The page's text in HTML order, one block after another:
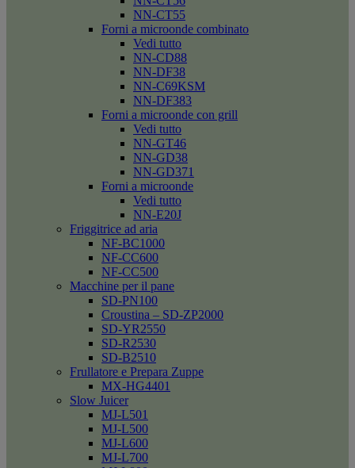
NN-CT55
Forni a microonde combinato
Vedi tutto
NN-CD88
NN-DF38
NN-C69KSM
NN-DF383
Forni a microonde con grill
Vedi tutto
NN-GT46
NN-GD38
NN-GD371
Forni a microonde
Vedi tutto
NN-E20J
Friggitrice ad aria
NF-BC1000
NF-CC600
NF-CC500
Macchine per il pane
SD-PN100
Croustina – SD-ZP2000
SD-YR2550
SD-R2530
SD-B2510
Frullatore e Prepara Zuppe
MX-HG4401
Slow Juicer
MJ-L501
MJ-L500
MJ-L600
MJ-L700